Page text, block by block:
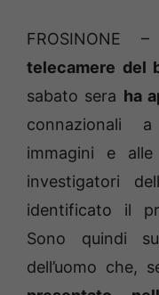
FROSINONE
telecamere del
sabato sera ha
connazionali
immagini e
investigatori
identificato il
Sono quindi
dell’uomo che,